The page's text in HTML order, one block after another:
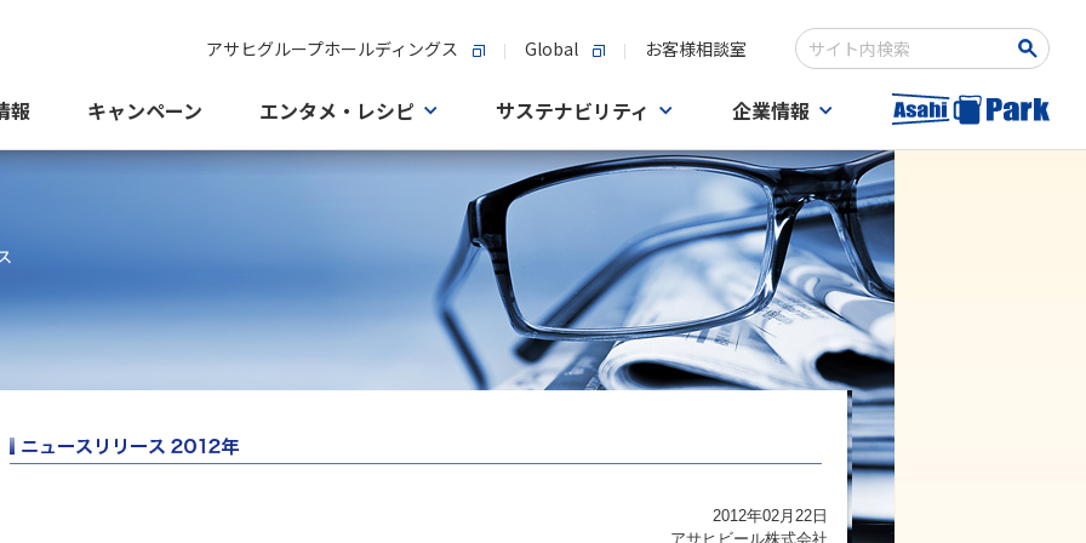
アサヒグループホールディングス Global お客様相談室 検索キーワード入力
報 キャンペーン エンタメ・レシピ サステナビリティ 企業情報
2012年02月22日
アサヒビール株式会社